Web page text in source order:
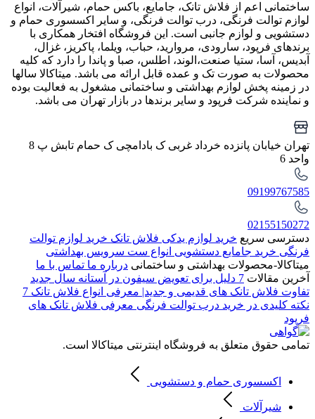
ساختمانی اعم از فلاش تانک، جامایع، باکس حمام، شیرآلات، انواع
لوازم توالت فرنگی، درب توالت فرنگی، و سایر اکسسوری حمام و
دستشویی و لوازم جانبی است. این فروشگاه افتخار همکاری با
برندهای فرپود، سارودی، مروارید، حباب، ویلما، پاکریز، غزال،
آبدیس، آسا، ستیا صنعت،الوند، اطلس، صبا و پاندا را دارد که کلیه
محصولات به صورت تک و عمده قابل ارائه می باشد. میتاکالا سالها
در زمینه پخش لوازم بهداشتی و ساختمانی مشغول به فعالیت بوده
و نماینده شرکت فرپود و سایر برندها در بازار تهران می باشد.
تهران خیابان پانزده خرداد غربی ک بادامچی ک حمام تابش پ 8
واحد 6
09199767585
02155150272
دسترسی سریع خرید لوازم یدکی فلاش تانک خرید لوازم توالت
فرنگی خرید جامایع دستشویی انواع ست سرویس بهداشتی
میتاکالا-محصولات بهداشتی و ساختمانی درباره ما تماس با ما
آخرین مقالات 7 دلیل برای تعویض سیفون در آستانه سال جدید
تفاوت فلاش تانک های قدیمی و جدید| معرفی انواع فلاش تانک 7
نکته کلیدی در خرید درب توالت فرنگی معرفی فلاش تانک های
فرپود
تمامی حقوق متعلق به فروشگاه اینترنتی میتاکالا است.
اکسسوری حمام و دستشویی
شیرآلات